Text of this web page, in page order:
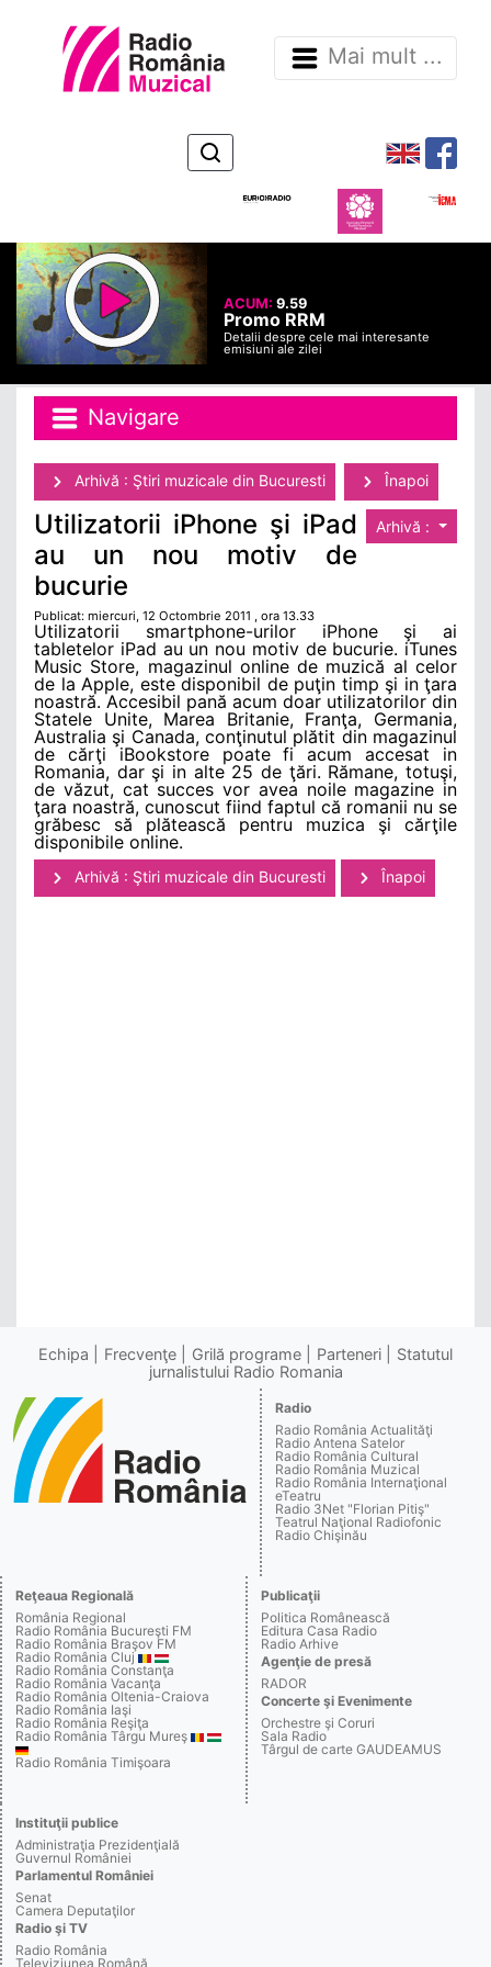
Mai mult ...
ACUM:9.59
Promo RRM
Detalii despre cele mai interesante
emisiuni ale zilei
Navigare
Arhivă : Ştiri muzicale din Bucuresti Înapoi
Arhivă :
Utilizatorii iPhone şi iPad
au un nou motiv de
bucurie
Publicat: miercuri, 12 Octombrie 2011 , ora 13.33
Utilizatorii smartphone-urilor iPhone şi ai
tabletelor iPad au un nou motiv de bucurie. iTunes
Music Store, magazinul online de muzică al celor
de la Apple, este disponibil de puţin timp şi in ţara
noastră. Accesibil pană acum doar utilizatorilor din
Statele Unite, Marea Britanie, Franţa, Germania,
Australia şi Canada, conţinutul plătit din magazinul
de cărţi iBookstore poate fi acum accesat in
Romania, dar şi in alte 25 de ţări. Rămane, totuşi,
de văzut, cat succes vor avea noile magazine in
ţara noastră, cunoscut fiind faptul că romanii nu se
grăbesc să plătească pentru muzica şi cărţile
disponibile online.
Arhivă : Ştiri muzicale din Bucuresti Înapoi
Echipa Frecvenţe Grilă programe Parteneri
Statutul
jurnalistului Radio Romania
Radio
Radio România Actualităţi
Radio Antena Satelor
Radio România Cultural
Radio România Muzical
Radio România Internaţional
eTeatru
Radio 3Net "Florian Pitiş"
Teatrul Naţional Radiofonic
Radio Chişinău
Reţeaua Regională
România Regional
Radio România Bucureşti FM
Radio România Braşov FM
Radio România Cluj
Radio România Constanţa
Radio România Vacanţa
Radio România Oltenia-Craiova
Radio România Iaşi
Radio România Reşiţa
Radio România Târgu Mureş
Radio România Timişoara
Publicaţii
Politica Românească
Editura Casa Radio
Radio Arhive
Agenţie de presă
RADOR
Concerte şi Evenimente
Orchestre şi Coruri
Sala Radio
Târgul de carte GAUDEAMUS
Instituţii publice
Administraţia Prezidenţială
Guvernul României
Parlamentul României
Senat
Camera Deputaţilor
Radio şi TV
Radio România
Televiziunea Română